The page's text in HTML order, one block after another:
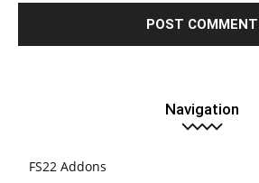
Navigation
FS22 Addons